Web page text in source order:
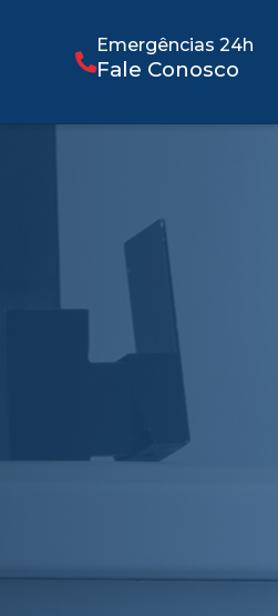
Emergências 24h
Fale Conosco